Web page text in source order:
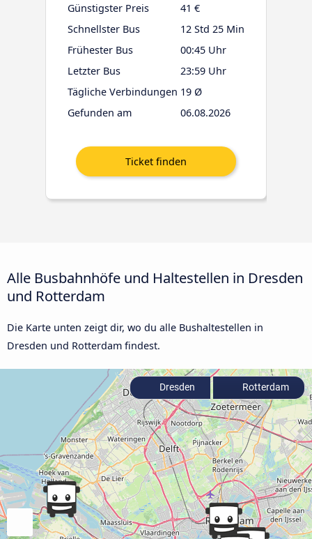
Günstigster Preis
41 €
Schnellster Bus
12 Std 25 Min
Frühester Bus
00:45 Uhr
Letzter Bus
23:59 Uhr
Tägliche Verbindungen 19 Ø
Gefunden am
06.08.2026
Alle Busbahnhöfe und Haltestellen in Dresden
und Rotterdam
Die Karte unten zeigt dir, wo du alle Bushaltestellen in
Dresden und Rotterdam findest.
Dresden Rotterdam